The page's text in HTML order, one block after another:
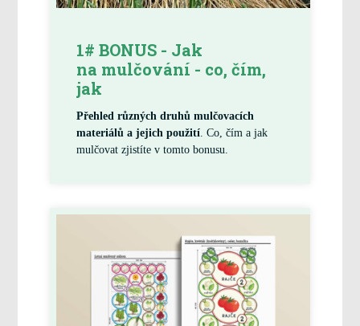
1# BONUS - Jak
na mulčování - co, čím,
jak
Přehled různých druhů mulčovacích
materiálů a jejich použití. Co, čím a jak
mulčovat zjistíte v tomto bonusu.